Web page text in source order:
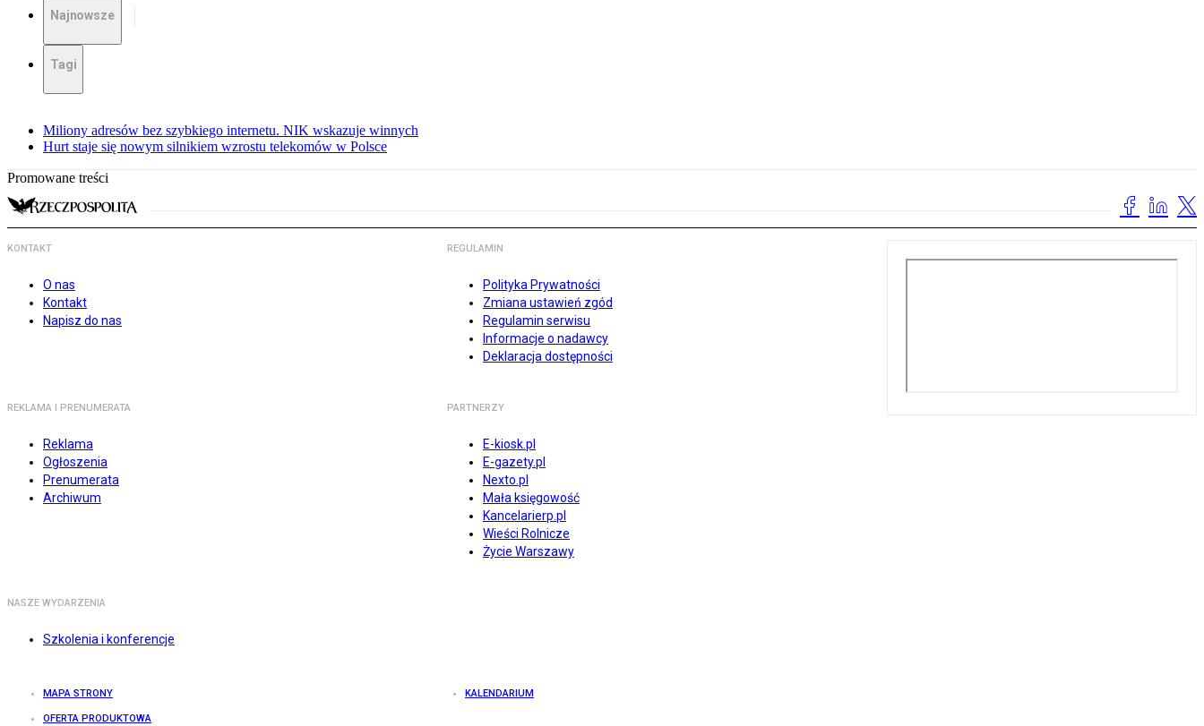
Najnowsze
Tagi
Miliony adresów bez szybkiego internetu. NIK wskazuje winnych
Hurt staje się nowym silnikiem wzrostu telekomów w Polsce
Promowane treści
KONTAKT
O nas
Kontakt
Napisz do nas
REGULAMIN
Polityka Prywatności
Zmiana ustawień zgód
Regulamin serwisu
Informacje o nadawcy
Deklaracja dostępności
REKLAMA I PRENUMERATA
Reklama
Ogłoszenia
Prenumerata
Archiwum
PARTNERZY
E-kiosk.pl
E-gazety.pl
Nexto.pl
Mała księgowość
Kancelarierp.pl
Wieści Rolnicze
Życie Warszawy
NASZE WYDARZENIA
Szkolenia i konferencje
MAPA STRONY KALENDARIUM
OFERTA PRODUKTOWA